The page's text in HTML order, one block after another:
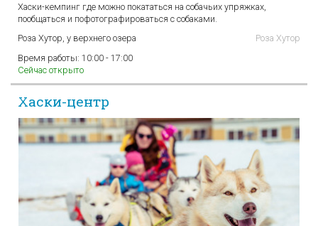
Хаски-кемпинг где можно покататься на собачьих упряжках,
пообщаться и пофотографироваться с собаками.
Роза Хутор, у верхнего озера
Роза Хутор
Время работы: 10:00 - 17:00
Сейчас открыто
Хаски-центр